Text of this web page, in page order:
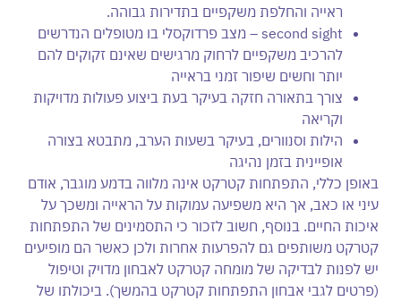
ראייה והחלפת משקפיים בתדירות גבוהה.
second sight – מצב פרדוקסלי בו מטופלים הנדרשים
להרכיב משקפיים לרחוק מרגישים שאינם זקוקים להם
יותר וחשים שיפור זמני בראייה
צורך בתאורה חזקה בעיקר בעת ביצוע פעולות מדויקות
וקריאה
הילות וסנוורים, בעיקר בשעות הערב, מתבטא בצורה
אופיינית בזמן נהיגה
באופן כללי, התפתחות קטרקט אינה מלווה בדמע מוגבר, אודם
עיני או כאב, אך היא משפיעה עמוקות על הראייה ומשכך על
איכות החיים. בנוסף, חשוב לזכור כי התסמינים של התפתחות
קטרקט משותפים גם להפרעות אחרות ולכן כאשר הם מופיעים
יש לפנות לבדיקה של מומחה קטרקט לאבחון מדויק וטיפול
(פרטים לגבי אבחון התפתחות קטרקט בהמשך). ביכולתו של